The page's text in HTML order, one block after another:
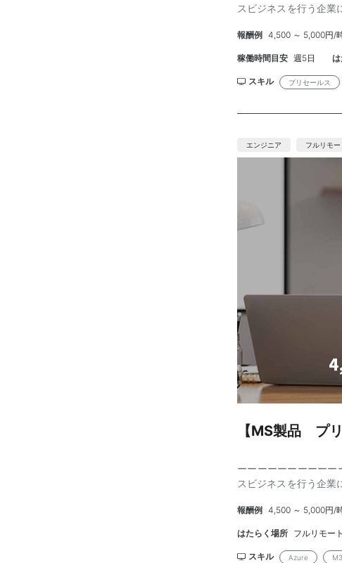
スビジネスを行う企業
（認証／プロビジョニ
可】 ・コミュニケーシ
進） ■人 数：1名 ■
ーーーーーーーーー
報酬例 4,500 ～ 5,000円/
稼働時間目安 週5日
スキル プリセールス
エンジニア フルリモー
【MS製品 プ
ーーーーーーーーー
スビジネスを行う企業
のサービス知識全般
サーバ全般、AD関
ミュニケーションスキ
報酬例 4,500 ～ 5,000円/
はたらく場所 フルリモート
スキル Azure